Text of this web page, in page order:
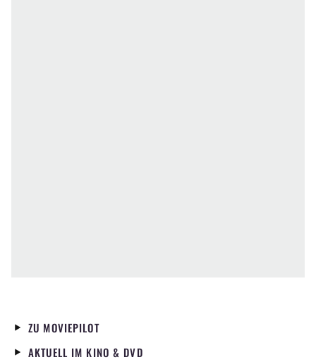
ZU MOVIEPILOT
AKTUELL IM KINO & DVD